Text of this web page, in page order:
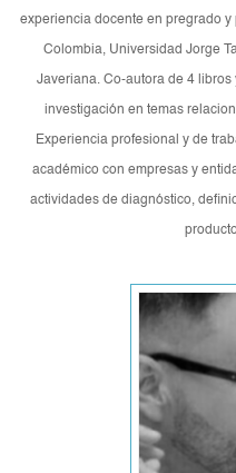
experiencia docente en pregrado
Colombia, Universidad Jorge
Javeriana. Co-autora de 4 libros
investigación en temas
Experiencia profesional y de
académico con empresas y
actividades de diagnóstico,